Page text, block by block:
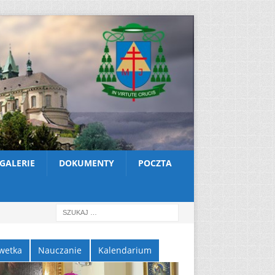
GALERIE DOKUMENTY POCZTA
Nauczanie Kalendarium